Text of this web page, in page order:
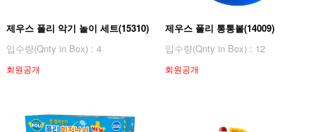
제우스 폴리 악기 놀이 세트(15310)
입수량(Qnty in Box) : 4
회원공개
제우스 폴리 통통볼(14009)
입수량(Qnty in Box) : 12
회원공개